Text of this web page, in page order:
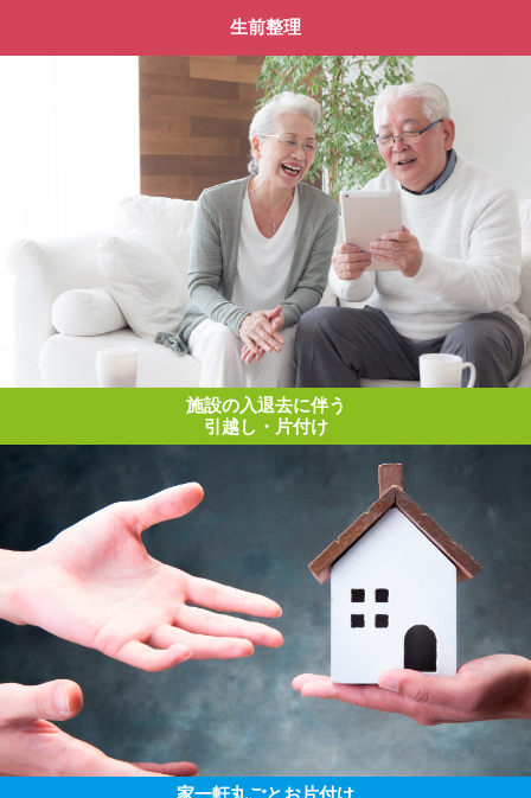
生前整理
施設の入退去に伴う
引越し・片付け
家一軒丸ごとお片付け